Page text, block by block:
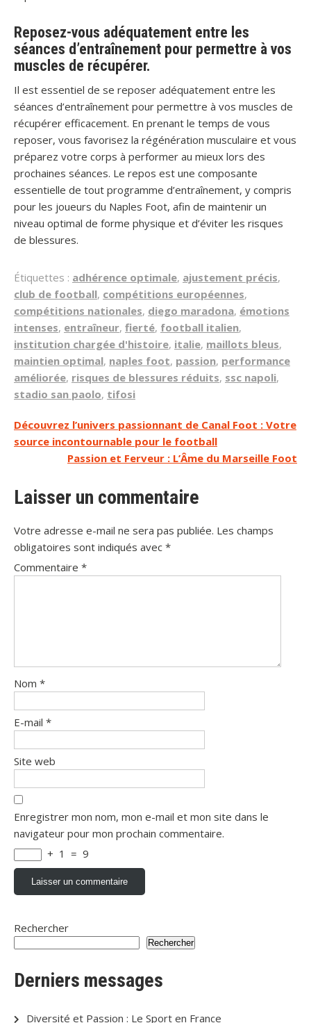
Reposez-vous adéquatement entre les
séances d’entraînement pour permettre à vos
muscles de récupérer.
Il est essentiel de se reposer adéquatement entre les
séances d’entraînement pour permettre à vos muscles de
récupérer efficacement. En prenant le temps de vous
reposer, vous favorisez la régénération musculaire et vous
préparez votre corps à performer au mieux lors des
prochaines séances. Le repos est une composante
essentielle de tout programme d’entraînement, y compris
pour les joueurs du Naples Foot, afin de maintenir un
niveau optimal de forme physique et d’éviter les risques
de blessures.
Étiquettes : adhérence optimale, ajustement précis,
club de football, compétitions européennes,
compétitions nationales, diego maradona, émotions
intenses, entraîneur, fierté, football italien,
institution chargée d'histoire, italie, maillots bleus,
maintien optimal, naples foot, passion, performance
améliorée, risques de blessures réduits, ssc napoli,
stadio san paolo, tifosi
Navigation
de
l’article
Découvrez l’univers passionnant de Canal Foot : Votre
source incontournable pour le football
Passion et Ferveur : L’Âme du Marseille Foot
Laisser un commentaire
Votre adresse e-mail ne sera pas publiée. Les champs
obligatoires sont indiqués avec *
Commentaire *
Nom *
E-mail *
Site web
Enregistrer mon nom, mon e-mail et mon site dans le
navigateur pour mon prochain commentaire.
+ 1 = 9
Rechercher
Rechercher
Derniers messages
Diversité et Passion : Le Sport en France